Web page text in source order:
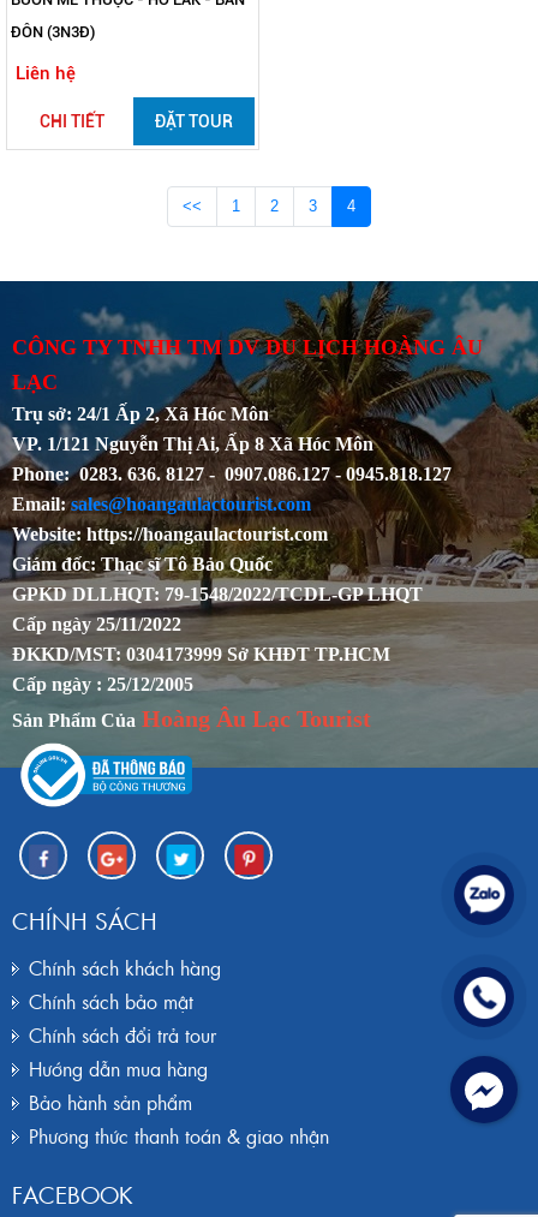
ĐÔN (3N3Đ)
Liên hệ
CHI TIẾT ĐẶT TOUR
<< 1 2 3 4
CÔNG TY TNHH TM DV DU LỊCH HOÀNG ÂU
LẠC
Trụ sở: 24/1 Ấp 2, Xã Hóc Môn
VP. 1/121 Nguyễn Thị Ai, Ấp 8 Xã Hóc Môn
Phone: 0283. 636. 8127 - 0907.086.127 - 0945.818.127
Email:sales@hoangaulactourist.com
Website: https://hoangaulactourist.com
Giám đốc: Thạc sĩ Tô Bảo Quốc
GPKD DLLHQT: 79-1548/2022/TCDL-GP LHQT
Cấp ngày 25/11/2022
ĐKKD/MST: 0304173999 Sở KHĐT TP.HCM
Cấp ngày : 25/12/2005
Sản Phẩm Của Hoàng Âu Lạc Tourist
CHÍNH SÁCH
Chính sách khách hàng
Chính sách bảo mật
Chính sách đổi trả tour
Hướng dẫn mua hàng
Bảo hành sản phẩm
Phương thức thanh toán & giao nhận
FACEBOOK